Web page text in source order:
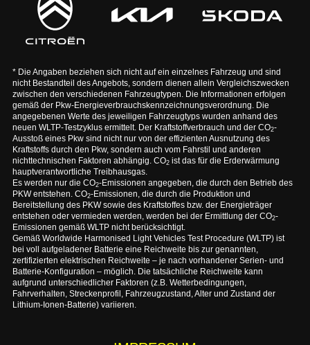
* Die Angaben beziehen sich nicht auf ein einzelnes Fahrzeug und sind
nicht Bestandteil des Angebots, sondern dienen allein Vergleichszwecken
zwischen den verschiedenen Fahrzeugtypen. Die Informationen erfolgen
gemäß der Pkw-Energieverbrauchskennzeichnungsverordnung. Die
angegebenen Werte des jeweiligen Fahrzeugtyps wurden anhand des
neuen WLTP-Testzyklus ermittelt. Der Kraftstoffverbrauch und der CO2-
Ausstoß eines Pkw sind nicht nur von der effizienten Ausnutzung des
Kraftstoffs durch den Pkw, sondern auch vom Fahrstil und anderen
nichttechnischen Faktoren abhängig. CO2ist das für die Erderwärmung
hauptverantwortliche Treibhausgas.
Es werden nur die CO2-Emissionen angegeben, die durch den Betrieb des
PKW entstehen. CO2-Emissionen, die durch die Produktion und
Bereitstellung des PKW sowie des Kraftstoffes bzw. der Energieträger
entstehen oder vermieden werden, werden bei der Ermittlung der CO2-
Emissionen gemäß WLTP nicht berücksichtigt.
Gemäß Worldwide Harmonised Light Vehicles Test Procedure (WLTP) ist
bei voll aufgeladener Batterie eine Reichweite bis zur genannten,
zertifizierten elektrischen Reichweite – je nach vorhandener Serien- und
Batterie-Konfiguration – möglich. Die tatsächliche Reichweite kann
aufgrund unterschiedlicher Faktoren (z.B. Wetterbedingungen,
Fahrverhalten, Streckenprofil, Fahrzeugzustand, Alter und Zustand der
Lithium-Ionen-Batterie) variieren.